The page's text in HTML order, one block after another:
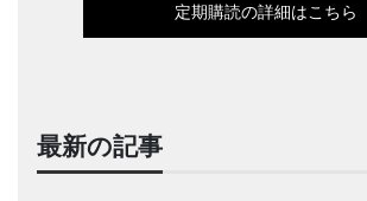
定期購読の詳細はこちら
最新の記事